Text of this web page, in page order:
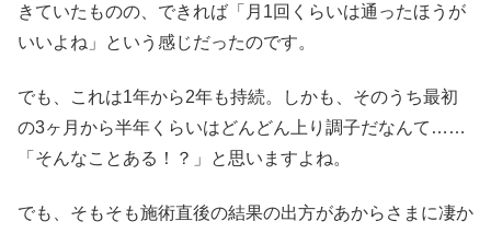
きていたものの、できれば「月1回くらいは通ったほうが
いいよね」という感じだったのです。
でも、これは1年から2年も持続。しかも、そのうち最初
の3ヶ月から半年くらいはどんどん上り調子だなんて……
「そんなことある！？」と思いますよね。
でも、そもそも施術直後の結果の出方があからさまに凄か